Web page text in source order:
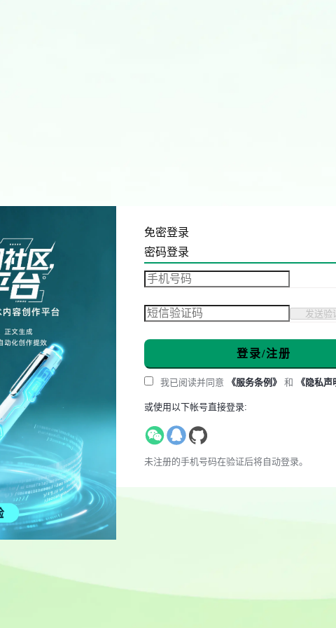
免密登录
密码登录
发送验
登录/注册
我已阅读并同意 《服务条例》 和 《隐私声
或使用以下帐号直接登录:
未注册的手机号码在验证后将自动登录。